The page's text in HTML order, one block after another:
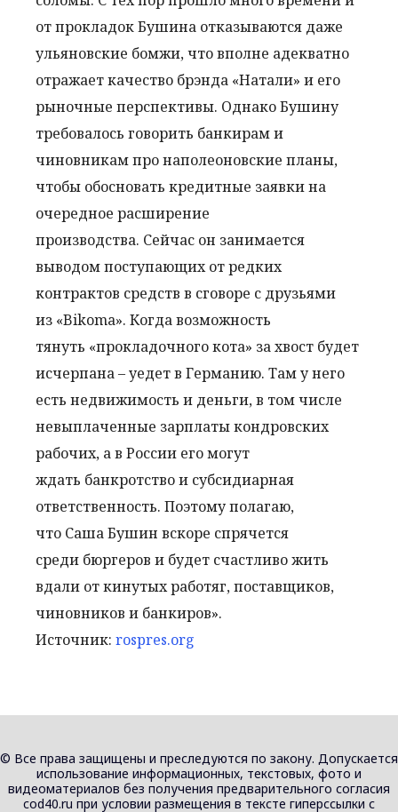
от прокладок Бушина отказываются даже
ульяновские бомжи, что вполне адекватно
отражает качество брэнда «Натали» и его
рыночные перспективы. Однако Бушину
требовалось говорить банкирам и
чиновникам про наполеоновские планы,
чтобы обосновать кредитные заявки на
очередное расширение
производства. Сейчас он занимается
выводом поступающих от редких
контрактов средств в сговоре с друзьями
из «Bikoma». Когда возможность
тянуть «прокладочного кота» за хвост будет
исчерпана – уедет в Германию. Там у него
есть недвижимость и деньги, в том числе
невыплаченные зарплаты кондровских
рабочих, а в России егомогут
ждать банкротство и субсидиарная
ответственность. Поэтому полагаю,
что Саша Бушин вскоре спрячется
среди бюргеров и будет счастливо жить
вдали от кинутых работяг, поставщиков,
чиновников и банкиров».
Источник: rospres.org
© Все права защищены и преследуются по закону. Допускается
использование информационных, текстовых, фото и
видеоматериалов без получения предварительного согласия
cod40.ru при условии размещения в тексте гиперссылки с